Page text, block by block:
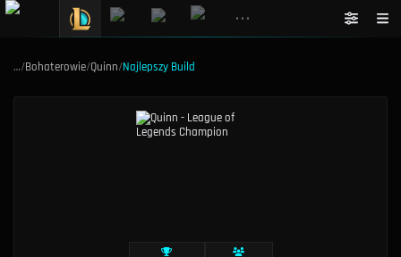
•••
…/Bohaterowie/Quinn/Najlepszy Build